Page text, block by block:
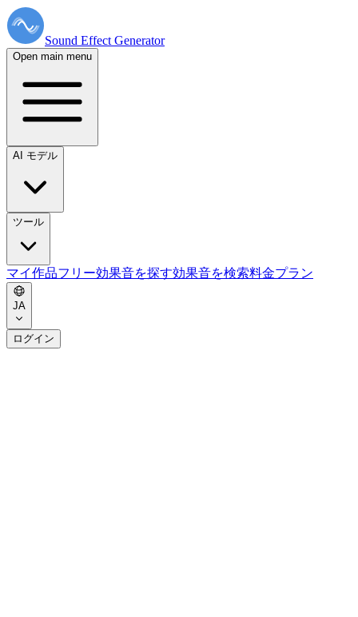
Sound Effect Generator
Open main menu
AI モデル
ツール
マイ作品フリー効果音を探す効果音を検索料金プラン
JA
ログイン